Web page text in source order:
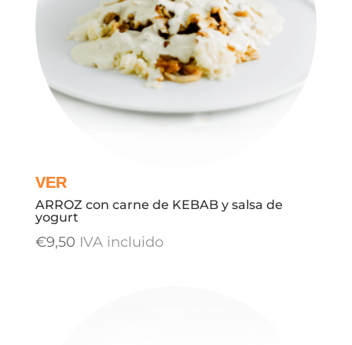
ARROZ con carne de KEBAB y salsa de
yogurt
€9,50 IVA incluido